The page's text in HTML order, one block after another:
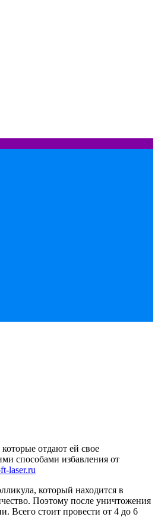
отдают ей свое
способами избавления от
laser.ru
который находится в
Поэтому после уничтожения
Всего стоит провести от 4 до 6